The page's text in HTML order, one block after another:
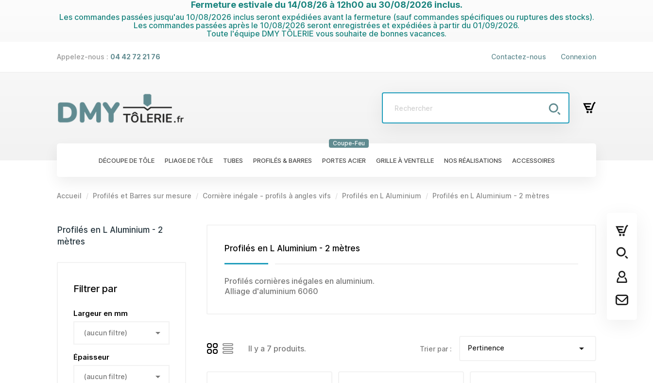
Fermeture estivale du 14/08/26 à 12h00 au 30/08/2026 inclus.
Les commandes passées jusqu'au 10/08/2026 inclus seront expédiées avant la fermeture (sauf commandes spécifiques ou ruptures des stocks).
Les commandes passées après le 10/08/2026 seront enregistrées et expédiées à partir du 01/09/2026.
Toute l'équipe DMY TÔLERIE vous souhaite de bonnes vacances.
Appelez-nous : 04 42 72 21 76 Contactez-nous Connexion
DÉCOUPE DE TÔLE PLIAGE DE TÔLE TUBES PROFILÉS & BARRES PORTES ACIER
Coupe-Feu
GRILLE À VENTELLE NOS RÉALISATIONS ACCESSOIRES
Accueil Profilés et Barres sur mesure Cornière inégale - profils à angles vifs Profilés en L Aluminium Profilés en L Aluminium - 2 mètres
Profilés en L Aluminium - 2
mètres
Filtrer par
Largeur en mm
(aucun filtre) 
Épaisseur
(aucun filtre) 
Profilés en L Aluminium - 2 mètres
Profilés cornières inégales en aluminium.
Alliage d'aluminium 6060
Il y a 7 produits. Trier par : Pertinence 